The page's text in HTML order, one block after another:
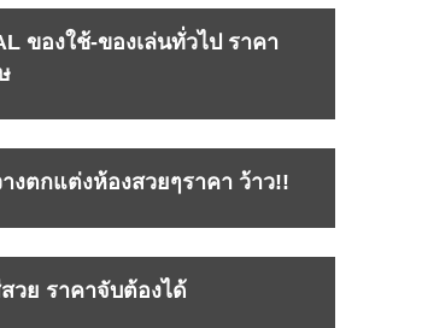
ของใช้-ของเล่นทั่วไป ราคา
งตกแต่งห้องสวยๆราคา ว้าว!!
วย ราคาจับต้องได้